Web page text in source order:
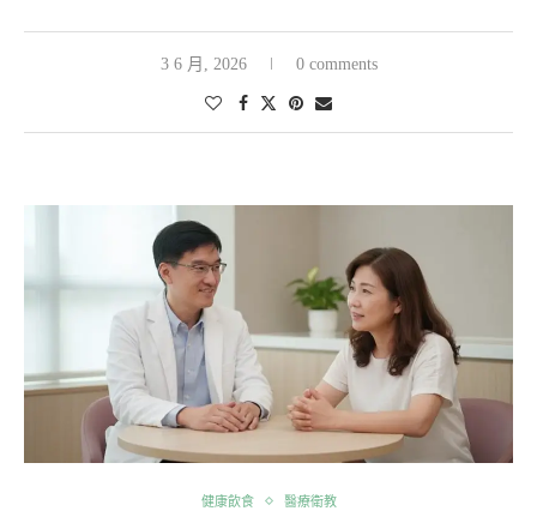
3 6 月, 2026 0 comments
健康飲食 醫療衛教